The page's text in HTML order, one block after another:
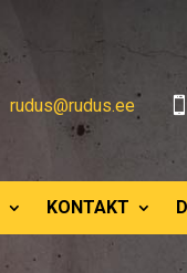
rudus@rudus.ee 
KONTAKT